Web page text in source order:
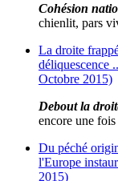
Cohésion
chienlit, pars
La droite
déliquescence
Octobre 2015)
Debout la
encore une fois
Du péché
l'Europe
2015)